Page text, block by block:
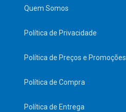
Quem Somos
Política de Privacidade
Política de Preços e Promoções
Política de Compra
Política de Entrega